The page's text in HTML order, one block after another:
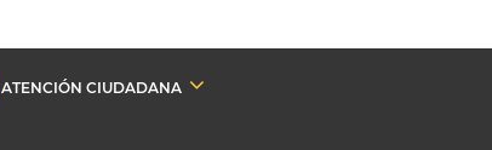
ATENCIÓN CIUDADANA